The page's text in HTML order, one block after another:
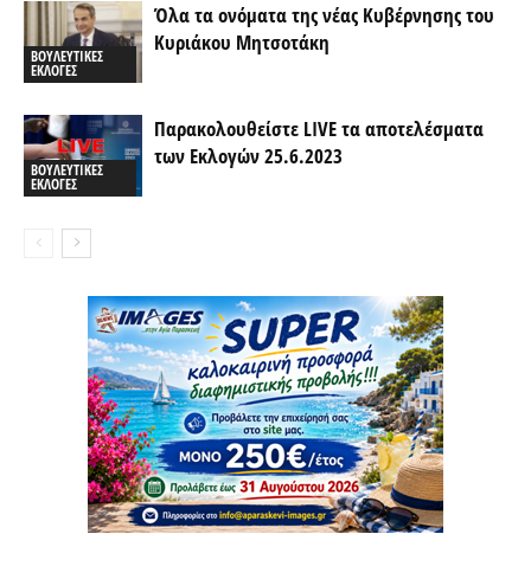
ΒΟΥΛΕΥΤΙΚΕΣ
ΕΚΛΟΓΕΣ
Όλα τα ονόματα της νέας Κυβέρνησης του
Κυριάκου Μητσοτάκη
ΒΟΥΛΕΥΤΙΚΕΣ
ΕΚΛΟΓΕΣ
Παρακολουθείστε LIVE τα αποτελέσματα
των Εκλογών 25.6.2023